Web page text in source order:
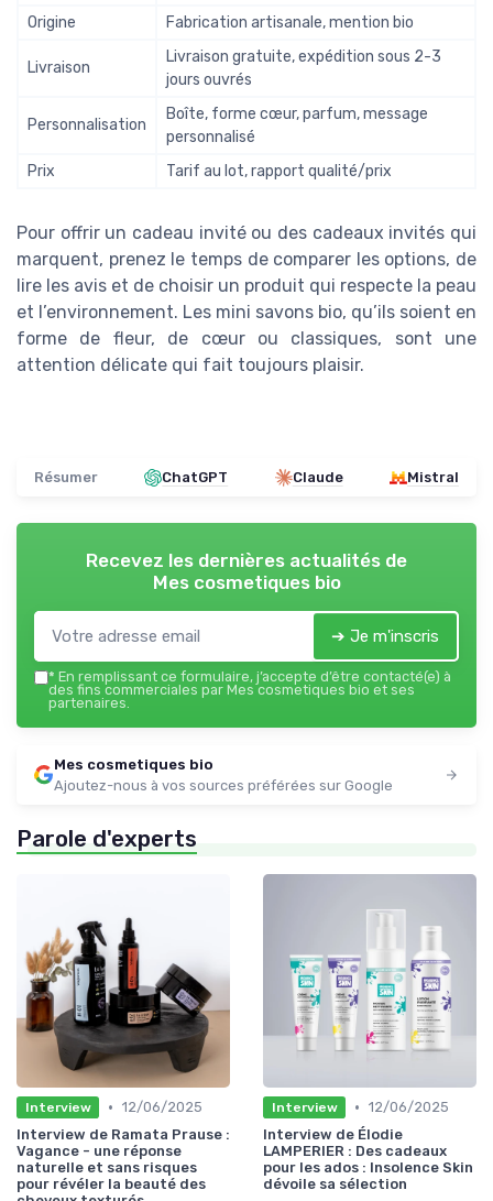
Origine
Fabrication artisanale, mention bio
Livraison
Livraison gratuite, expédition sous 2-3
jours ouvrés
Personnalisation
Boîte, forme cœur, parfum, message
personnalisé
Prix
Tarif au lot, rapport qualité/prix
Pour offrir un cadeau invité ou des cadeaux invités qui
marquent, prenez le temps de comparer les options, de
lire les avis et de choisir un produit qui respecte la peau
et l’environnement. Les mini savons bio, qu’ils soient en
forme de fleur, de cœur ou classiques, sont une
attention délicate qui fait toujours plaisir.
Résumer ChatGPT Claude Mistral
Recevez les dernières actualités de
Mes cosmetiques bio
➔ Je m'inscris
* En remplissant ce formulaire, j’accepte d’être contacté(e) à
des fins commerciales par Mes cosmetiques bio et ses
partenaires.
Mes cosmetiques bio
Ajoutez-nous à vos sources préférées sur Google
Parole d'experts
Interview • 12/06/2025
Interview de Ramata Prause :
Vagance - une réponse
naturelle et sans risques
pour révéler la beauté des
Interview • 12/06/2025
Interview de Élodie
LAMPERIER : Des cadeaux
pour les ados : Insolence Skin
dévoile sa sélection